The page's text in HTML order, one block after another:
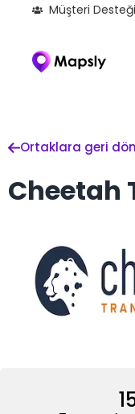
Müşteri
Ortaklara geri dön
Cheetah